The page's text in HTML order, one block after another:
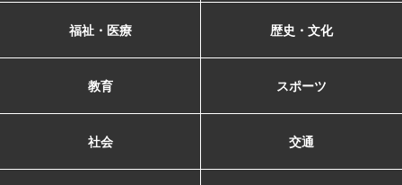
福祉・医療 歴史・文化
教育 スポーツ
社会 交通